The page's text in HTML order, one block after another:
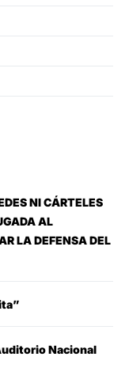
NI CÁRTELES
AL
LA DEFENSA DEL
Nacional